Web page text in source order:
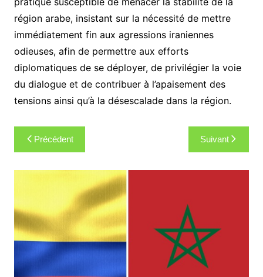
région arabe, insistant sur la nécessité de mettre
immédiatement fin aux agressions iraniennes
odieuses, afin de permettre aux efforts
diplomatiques de se déployer, de privilégier la voie
du dialogue et de contribuer à l’apaisement des
tensions ainsi qu’à la désescalade dans la région.
Navigation
de
l’article
Précédent Suivant